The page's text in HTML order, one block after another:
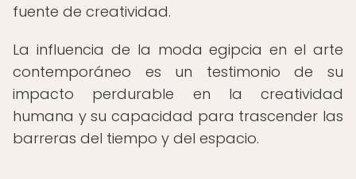
fuente de creatividad.
La influencia de la moda egipcia en el arte
contemporáneo es un testimonio de su
impacto perdurable en la creatividad
humana y su capacidad para trascender las
barreras del tiempo y del espacio.